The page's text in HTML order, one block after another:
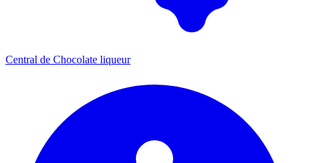
Central de Chocolate liqueur